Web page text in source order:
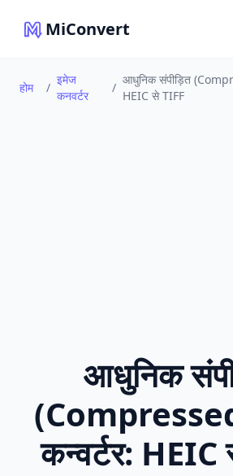
MiConvert
होम /
इमेज
कनवर्टर
/
आधुनिक संपीड़ित
HEIC से TIFF
आधुनिक
कन्वर्टर: